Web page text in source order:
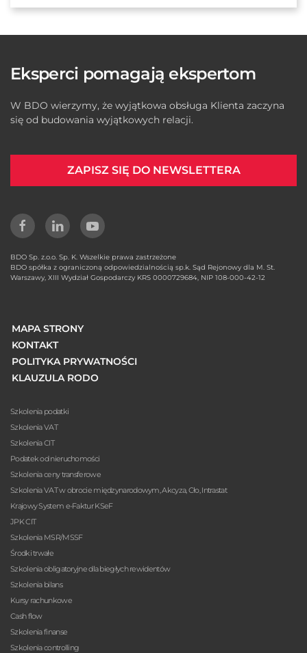
Eksperci pomagają ekspertom
W BDO wierzymy, że wyjątkowa obsługa Klienta zaczyna
się od budowania wyjątkowych relacji.
ZAPISZ SIĘ DO NEWSLETTERA
BDO Sp. z.o.o. Sp. K. Wszelkie prawa zastrzeżone
BDO spółka z ograniczoną odpowiedzialnością sp.k. Sąd Rejonowy dla M. St.
Warszawy, XIII Wydział Gospodarczy KRS 0000729684, NIP 108-000-42-12
MAPA STRONY
KONTAKT
POLITYKA PRYWATNOŚCI
KLAUZULA RODO
Szkolenia podatki
Szkolenia VAT
Szkolenia CIT
Podatek od nieruchomości
Szkolenia ceny transferowe
Szkolenia VAT w obrocie międzynarodowym, Akcyza, Cło, Intrastat
Krajowy System e-Faktur KSeF
JPK CIT
Szkolenia MSR/MSSF
Środki trwałe
Szkolenia obligatoryjne dla biegłych rewidentów
Szkolenia bilans
Kursy rachunkowe
Cash flow
Szkolenia finanse
Szkolenia controlling